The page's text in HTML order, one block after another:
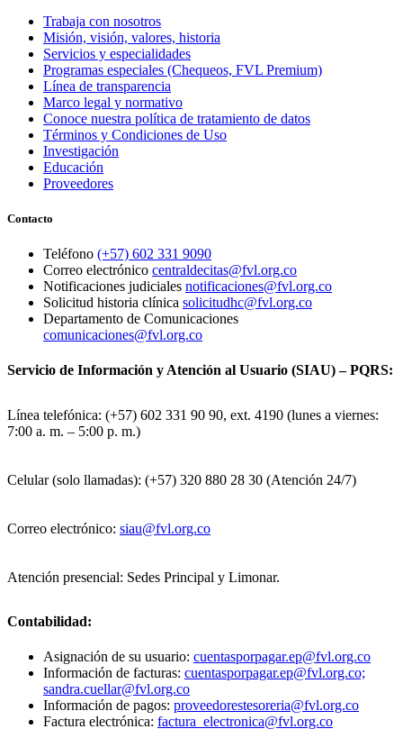
Trabaja con nosotros
Misión, visión, valores, historia
Servicios y especialidades
Programas especiales (Chequeos, FVL Premium)
Línea de transparencia
Marco legal y normativo
Conoce nuestra política de tratamiento de datos
Términos y Condiciones de Uso
Investigación
Educación
Proveedores
Contacto
Teléfono (+57) 602 331 9090
Correo electrónico centraldecitas@fvl.org.co
Notificaciones judiciales notificaciones@fvl.org.co
Solicitud historia clínica solicitudhc@fvl.org.co
Departamento de Comunicaciones
comunicaciones@fvl.org.co
Servicio de Información y Atención al Usuario (SIAU) – PQRS:
Línea telefónica: (+57) 602 331 90 90, ext. 4190 (lunes a viernes:
7:00 a. m. – 5:00 p. m.)
Celular (solo llamadas): (+57) 320 880 28 30 (Atención 24/7)
Correo electrónico: siau@fvl.org.co
Atención presencial: Sedes Principal y Limonar.
Contabilidad:
Asignación de su usuario: cuentasporpagar.ep@fvl.org.co
Información de facturas: cuentasporpagar.ep@fvl.org.co;
sandra.cuellar@fvl.org.co
Información de pagos: proveedorestesoreria@fvl.org.co
Factura electrónica: factura_electronica@fvl.org.co